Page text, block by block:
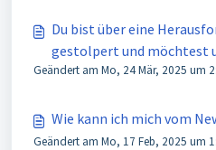
Du bist über eine
gestolpert und möchtest
bzw. diese reklamieren?
Geändert am Mo, 24 Mär, 2025 um
Wie kann ich mich vom
Geändert am Mo, 17 Feb, 2025 um